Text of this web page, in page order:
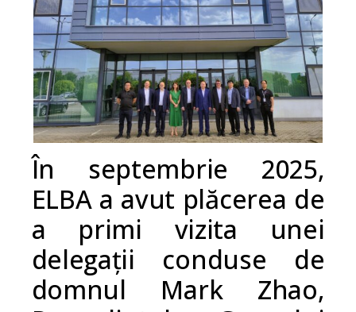
În septembrie 2025,
ELBA a avut plăcerea de
a primi vizita unei
delegații conduse de
domnul Mark Zhao,